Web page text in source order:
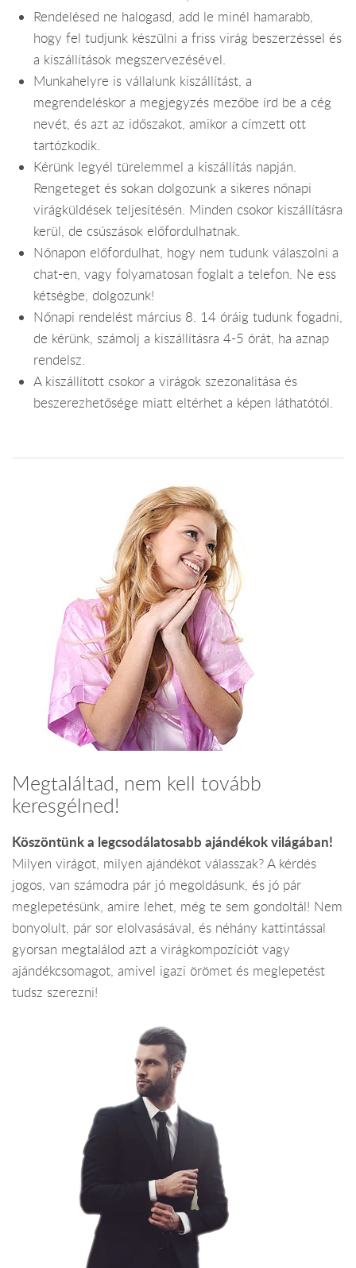
Rendelésed ne halogasd, add le minél hamarabb,
hogy fel tudjunk készülni a friss virág beszerzéssel és
a kiszállítások megszervezésével.
Munkahelyre is vállalunk kiszállítást, a
megrendeléskor a megjegyzés mezőbe írd be a cég
nevét, és azt az időszakot, amikor a címzett ott
tartózkodik.
Kérünk legyél türelemmel a kiszállítás napján.
Rengeteget és sokan dolgozunk a sikeres nőnapi
virágküldések teljesítésén. Minden csokor kiszállításra
kerül, de csúszások előfordulhatnak.
Nőnapon előfordulhat, hogy nem tudunk válaszolni a
chat-en, vagy folyamatosan foglalt a telefon. Ne ess
kétségbe, dolgozunk!
Nőnapi rendelést március 8. 14 óráig tudunk fogadni,
de kérünk, számolj a kiszállításra 4-5 órát, ha aznap
rendelsz.
A kiszállított csokor a virágok szezonalitása és
beszerezhetősége miatt eltérhet a képen láthatótól.
Megtaláltad, nem kell tovább
keresgélned!
Köszöntünk a legcsodálatosabb ajándékok világában!
Milyen virágot, milyen ajándékot válasszak? A kérdés
jogos, van számodra pár jó megoldásunk, és jó pár
meglepetésünk, amire lehet, még te sem gondoltál! Nem
bonyolult, pár sor elolvasásával, és néhány kattintással
gyorsan megtalálod azt a virágkompozíciót vagy
ajándékcsomagot, amivel igazi örömet és meglepetést
tudsz szerezni!